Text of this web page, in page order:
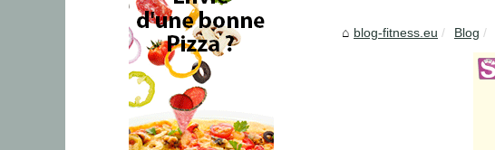
blog-fitness.eu Blog